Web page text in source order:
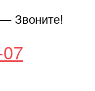
Звоните!